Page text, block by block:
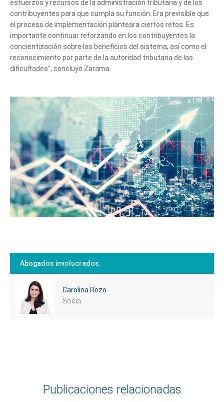
esfuerzos y recursos de la administración tributaria y de los
contribuyentes para que cumpla su función. Era previsible que
el proceso de implementación planteara ciertos retos. Es
importante continuar reforzando en los contribuyentes la
concientización sobre los beneficios del sistema, así como el
reconocimiento por parte de la autoridad tributaria de las
dificultades”, concluyó Zarama.
Abogados involucrados
Carolina Rozo
Socia
Publicaciones relacionadas